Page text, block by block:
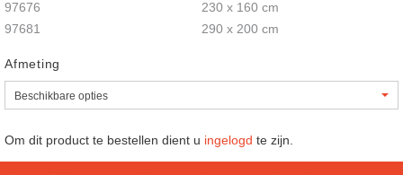
97676
97681
230 x 160 cm
290 x 200 cm
Afmeting
Om dit product te bestellen dient u ingelogd te zijn.